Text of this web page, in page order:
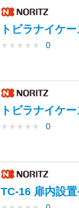
トビラナイケ
★ ★ ★ ★ ★ 0
トビラナイケ
★ ★ ★ ★ ★ 0
TC-16 扉内設